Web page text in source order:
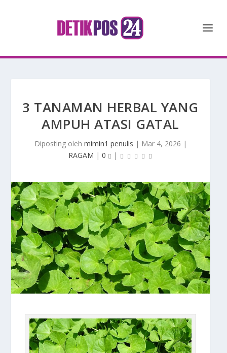
3 TANAMAN HERBAL YANG
AMPUH ATASI GATAL
Diposting oleh mimin1 penulis | Mar 4, 2026 |
RAGAM | 0 |